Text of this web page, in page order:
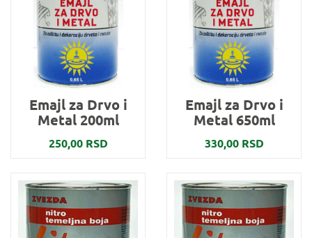
Emajl za Drvo i
Metal 200ml
250,00 RSD
Emajl za Drvo i
Metal 650ml
330,00 RSD